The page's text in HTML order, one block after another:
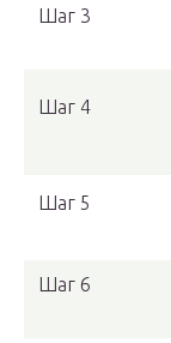
Шаг 3
Шаг 4
Шаг 5
Шаг 6